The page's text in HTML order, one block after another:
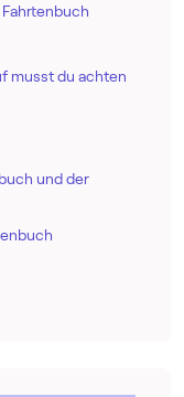
musst du achten
und der